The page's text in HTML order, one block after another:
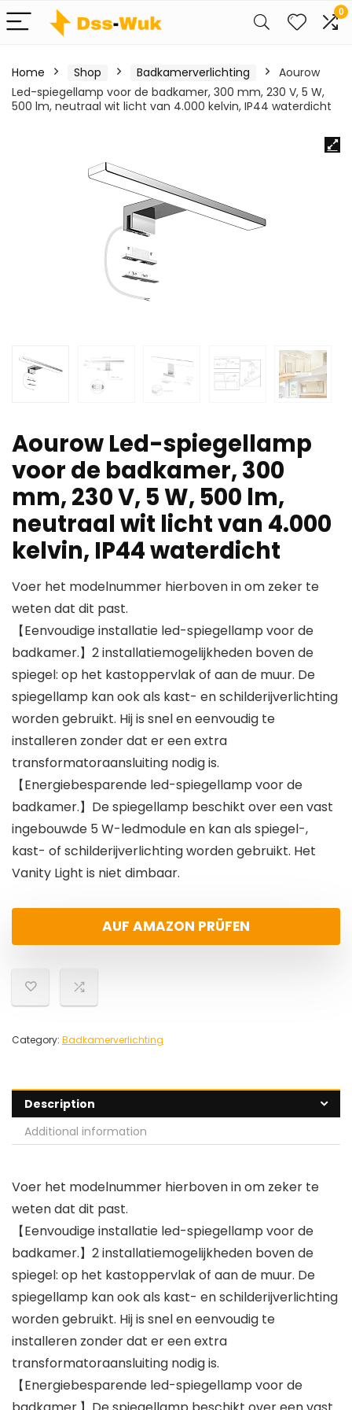
0
Home Shop Badkamerverlichting
Aourow
Led-spiegellamp voor de badkamer, 300 mm, 230 V, 5 W,
500 lm, neutraal wit licht van 4.000 kelvin, IP44 waterdicht
Aourow Led-spiegellamp
voor de badkamer, 300
mm, 230 V, 5 W, 500 lm,
neutraal wit licht van 4.000
kelvin, IP44 waterdicht
Voer het modelnummer hierboven in om zeker te
weten dat dit past.
【Eenvoudige installatie led-spiegellamp voor de
badkamer.】2 installatiemogelijkheden boven de
spiegel: op het kastoppervlak of aan de muur. De
spiegellamp kan ook als kast- en schilderijverlichting
worden gebruikt. Hij is snel en eenvoudig te
installeren zonder dat er een extra
transformatoraansluiting nodig is.
【Energiebesparende led-spiegellamp voor de
badkamer.】De spiegellamp beschikt over een vast
ingebouwde 5 W-ledmodule en kan als spiegel-,
kast- of schilderijverlichting worden gebruikt. Het
Vanity Light is niet dimbaar.
AUF AMAZON PRÜFEN
Category: Badkamerverlichting
Description
Additional information
Voer het modelnummer hierboven in om zeker te
weten dat dit past.
【Eenvoudige installatie led-spiegellamp voor de
badkamer.】2 installatiemogelijkheden boven de
spiegel: op het kastoppervlak of aan de muur. De
spiegellamp kan ook als kast- en schilderijverlichting
worden gebruikt. Hij is snel en eenvoudig te
installeren zonder dat er een extra
transformatoraansluiting nodig is.
【Energiebesparende led-spiegellamp voor de